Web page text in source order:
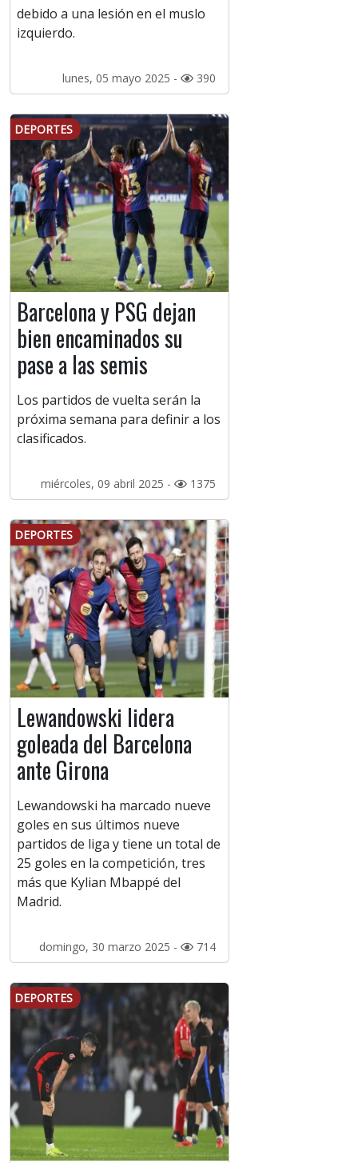
debido a una lesión en el muslo
izquierdo.
lunes, 05 mayo 2025 - 390
DEPORTES
Barcelona y PSG dejan
bien encaminados su
pase a las semis
Los partidos de vuelta serán la
próxima semana para definir a los
clasificados.
miércoles, 09 abril 2025 - 1375
DEPORTES
Lewandowski lidera
goleada del Barcelona
ante Girona
Lewandowski ha marcado nueve
goles en sus últimos nueve
partidos de liga y tiene un total de
25 goles en la competición, tres
más que Kylian Mbappé del
Madrid.
domingo, 30 marzo 2025 - 714
DEPORTES